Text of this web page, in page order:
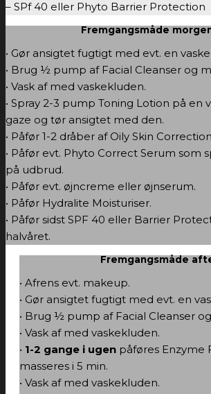
– SPf 40 eller Phyto Barrier Protection
Fremgangsmåde
• Gør ansigtet fugtigt med evt. en
• Brug ½ pump af Facial Cleanser og
• Vask af med vaskekluden.
• Spray 2-3 pump Toning Lotion på en
gaze og tør ansigtet med den.
• Påfør 1-2 dråber af Oily Skin
• Påfør evt. Phyto Correct Serum som
på udbrud.
• Påfør evt. øjncreme eller øjnserum.
• Påfør Hydralite Moisturiser.
• Påfør sidst SPF 40 eller Barrier
halvåret.
Fremgangsmåde
• Afrens evt. makeup.
• Gør ansigtet fugtigt med evt. en
• Brug ½ pump af Facial Cleanser
• Vask af med vaskekluden.
• 1-2 gange i ugen påføres Enzyme
masseres i 5 min.
• Vask af med vaskekluden.